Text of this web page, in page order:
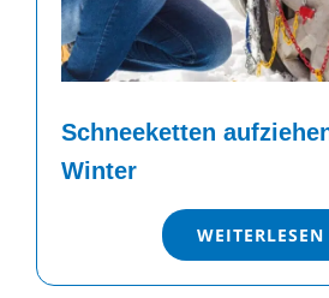
Schneeketten
Winter
WEITERLESEN